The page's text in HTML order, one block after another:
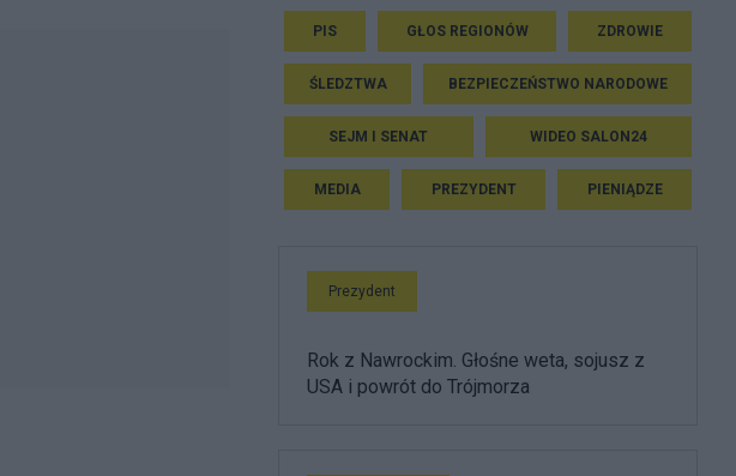
PIS GŁOS REGIONÓW ZDROWIE
ŚLEDZTWA BEZPIECZEŃSTWO NARODOWE
SEJM I SENAT WIDEO SALON24
MEDIA PREZYDENT PIENIĄDZE
Prezydent
Rok z Nawrockim. Głośne weta, sojusz z
USA i powrót do Trójmorza